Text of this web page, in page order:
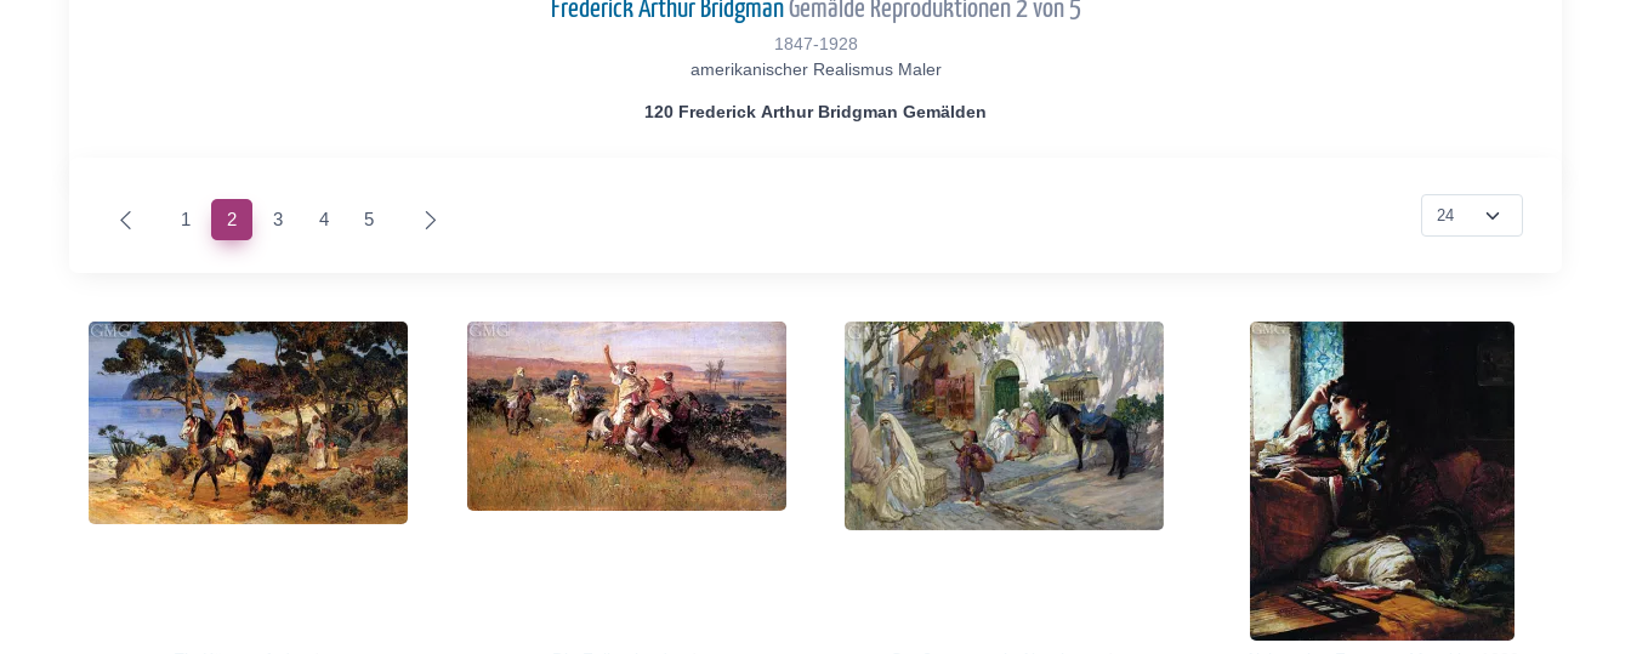
Frederick Arthur BridgmanGemälde Reproduktionen 2 von 5
1847-1928
amerikanischer Realismus Maler
120 Frederick Arthur Bridgman Gemälden
1 2(current)
3 4 5